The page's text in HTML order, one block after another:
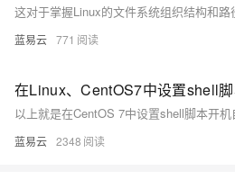
蓝易云 771
在Linux、CentOS7中设置shell
蓝易云 2348